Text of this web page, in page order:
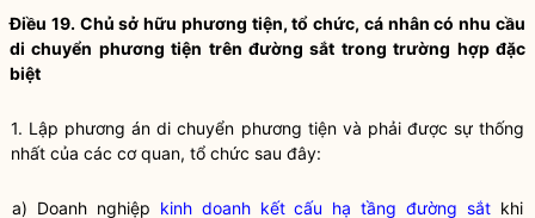
Điều 19. Chủ sở hữu phương tiện, tổ chức, cá nhân có nhu cầu
di chuyển phương tiện trên đường sắt trong trường hợp đặc
biệt
1. Lập phương án di chuyển phương tiện và phải được sự thống
nhất của các cơ quan, tổ chức sau đây:
a) Doanh nghiệp kinh doanh kết cấu hạ tầng đường sắt khi